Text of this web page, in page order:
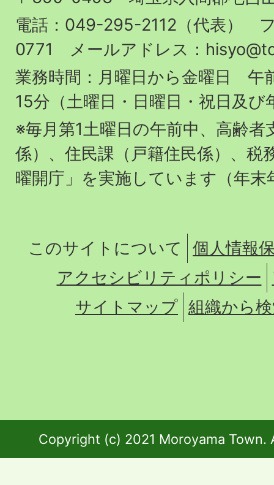
役
場
電話：049-295-2112（代表）
0771 メールアドレス：
業務時間：月曜日から金曜日 午
15分（土曜日・日曜日・祝日及び
※毎月第1土曜日の午前中、高齢者
係）、住民課（戸籍住民係）、税
曜開庁」を実施しています（年末
このサイトについて
個人情報
アクセシビリティポリシー
サイトマップ 組織から
Copyright (c) 2021 Moroyama Town.